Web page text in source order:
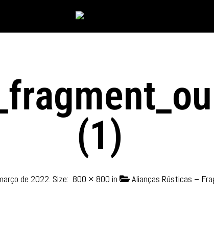
(1)
de 2022. Size: 800 × 800 in Alianças Rústicas –